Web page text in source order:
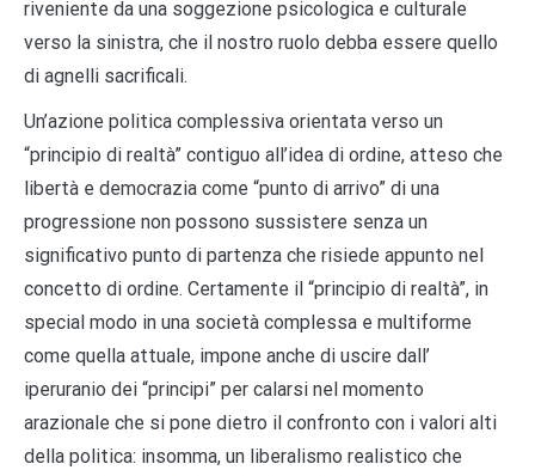
riveniente da una soggezione psicologica e culturale
verso la sinistra, che il nostro ruolo debba essere quello
di agnelli sacrificali.
Un’azione politica complessiva orientata verso un
“principio di realtà” contiguo all’idea di ordine, atteso che
libertà e democrazia come “punto di arrivo” di una
progressione non possono sussistere senza un
significativo punto di partenza che risiede appunto nel
concetto di ordine. Certamente il “principio di realtà”, in
special modo in una società complessa e multiforme
come quella attuale, impone anche di uscire dall’
iperuranio dei “principi” per calarsi nel momento
arazionale che si pone dietro il confronto con i valori alti
della politica: insomma, un liberalismo realistico che